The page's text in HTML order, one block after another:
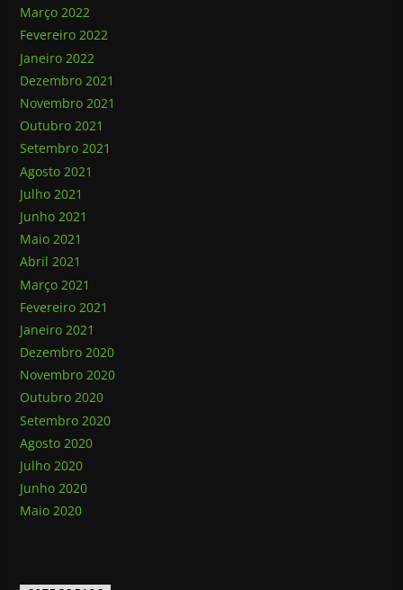
Março 2022
Fevereiro 2022
Janeiro 2022
Dezembro 2021
Novembro 2021
Outubro 2021
Setembro 2021
Agosto 2021
Julho 2021
Junho 2021
Maio 2021
Abril 2021
Março 2021
Fevereiro 2021
Janeiro 2021
Dezembro 2020
Novembro 2020
Outubro 2020
Setembro 2020
Agosto 2020
Julho 2020
Junho 2020
Maio 2020